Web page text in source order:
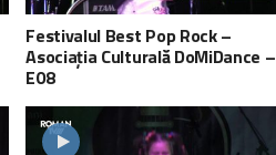
Festivalul Best Pop Rock –
Asociația Culturală DoMiDance –
E08